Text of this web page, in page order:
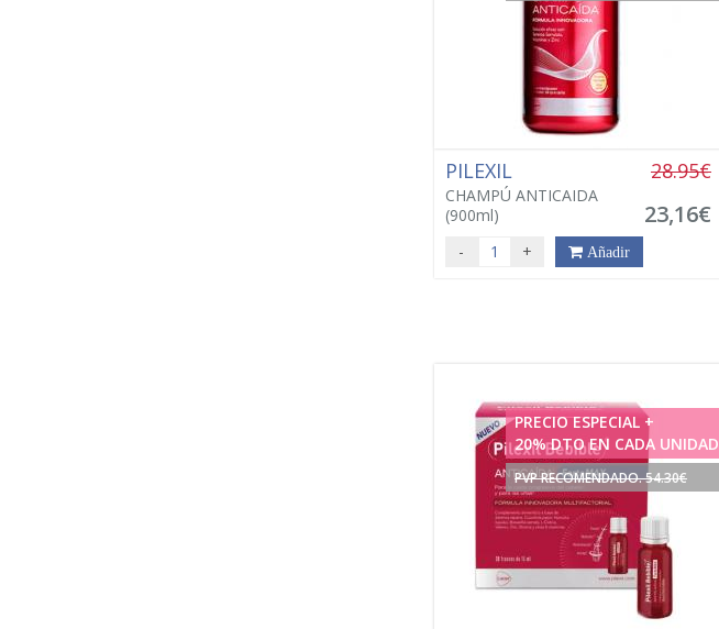
PILEXIL
CHAMPÚ ANTICAIDA
(900ml)
28.95€
23,16€
- + Añadir
PRECIO ESPECIAL +
20% DTO EN CADA UNIDAD
PVP RECOMENDADO. 54.30€